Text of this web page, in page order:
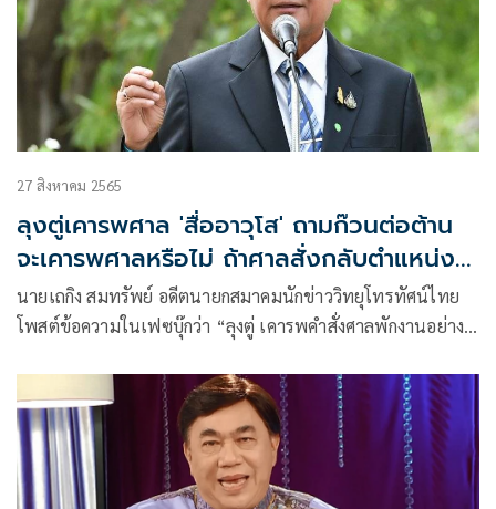
27 สิงหาคม 2565
ลุงตู่เคารพศาล 'สื่ออาวุโส' ถามก๊วนต่อต้าน
จะเคารพศาลหรือไม่ ถ้าศาลสั่งกลับตำแหน่ง
นายกฯ
นายเถกิง สมทรัพย์ อดีตนายกสมาคมนักข่าววิทยุโทรทัศน์ไทย
โพสต์ข้อความในเฟซบุ๊กว่า “ลุงตู่ เคารพคำสั่งศาลพักงานอย่าง